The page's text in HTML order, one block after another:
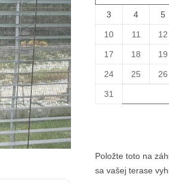
3 4 5
10 11 12
17 18 19
24 25 26
31
Položte toto na
sa vašej terase